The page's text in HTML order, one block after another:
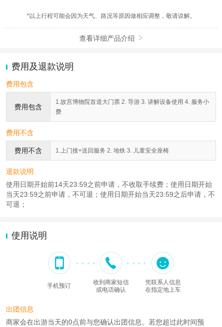
*以上行程可能会因为天气、路况等原因做相应调整，敬请谅解。
查看详细产品介绍 
费用及退款说明
费用包含
费用包含
1.故宫博物院首道大门票 2. 导游 3. 讲解设备使用 4. 服务小
费
费用不含
费用不含 1.上门接+送回服务 2. 地铁 3. 儿童安全座椅
退款说明
使用日期开始前14天23:59之前申请，不收取手续费；使用日期开始
当天23:59之前申请，不可退；使用日期开始当天23:59之后申请，不
可退；
使用说明
手机预订
收到商家短信
或电话确认
凭联系人信息
在指定地上车
出团信息
商家会在出游当天的0点前与您确认出团信息。若您超过此时间预